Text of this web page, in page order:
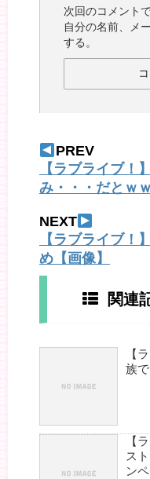
次回のコメント
自分の名前、メ
する。
PREV
【ラブライブ！
み・・・だとｗ
NEXT
【ラブライブ！
め【画像】
関連
【
族
【
ス
ン